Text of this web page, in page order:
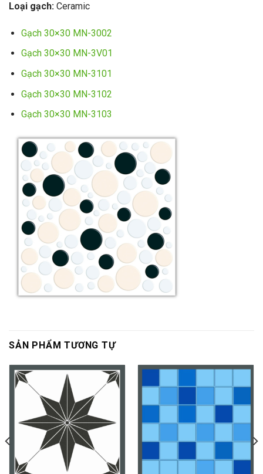
Loại gạch: Ceramic
Gạch 30×30 MN-3002
Gạch 30×30 MN-3V01
Gạch 30×30 MN-3101
Gạch 30×30 MN-3102
Gạch 30×30 MN-3103
SẢN PHẨM TƯƠNG TỰ